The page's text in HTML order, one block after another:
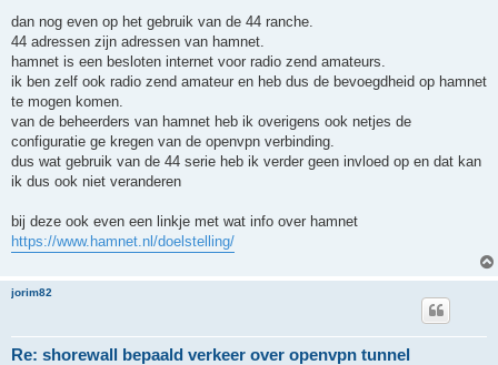
dan nog even op het gebruik van de 44 ranche.
44 adressen zijn adressen van hamnet.
hamnet is een besloten internet voor radio zend amateurs.
ik ben zelf ook radio zend amateur en heb dus de bevoegdheid op hamnet
te mogen komen.
van de beheerders van hamnet heb ik overigens ook netjes de
configuratie ge kregen van de openvpn verbinding.
dus wat gebruik van de 44 serie heb ik verder geen invloed op en dat kan
ik dus ook niet veranderen
bij deze ook even een linkje met wat info over hamnet
https://www.hamnet.nl/doelstelling/
jorim82
Re: shorewall bepaald verkeer over openvpn tunnel